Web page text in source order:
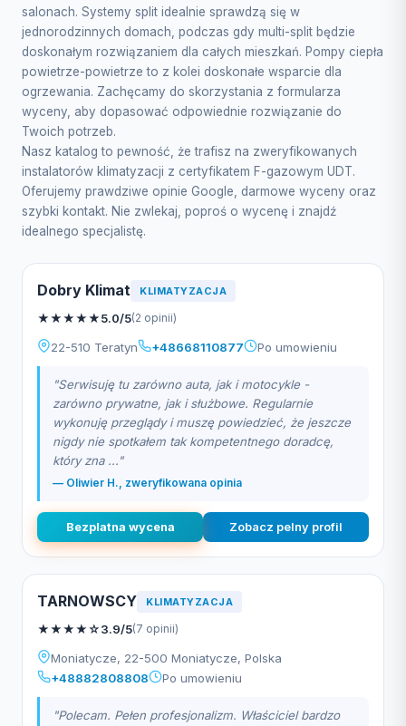
salonach. Systemy split idealnie sprawdzą się w
jednorodzinnych domach, podczas gdy multi-split będzie
doskonałym rozwiązaniem dla całych mieszkań. Pompy ciepła
powietrze-powietrze to z kolei doskonałe wsparcie dla
ogrzewania. Zachęcamy do skorzystania z formularza
wyceny, aby dopasować odpowiednie rozwiązanie do
Twoich potrzeb.
Nasz katalog to pewność, że trafisz na zweryfikowanych
instalatorów klimatyzacji z certyfikatem F-gazowym UDT.
Oferujemy prawdziwe opinie Google, darmowe wyceny oraz
szybki kontakt. Nie zwlekaj, poproś o wycenę i znajdź
idealnego specjalistę.
Dobry Klimat KLIMATYZACJA
★★★★★5.0/5(2 opinii)
22-510 Teratyn +48668110877 Po umowieniu
"Serwisuję tu zarówno auta, jak i motocykle -
zarówno prywatne, jak i służbowe. Regularnie
wykonuję przeglądy i muszę powiedzieć, że jeszcze
nigdy nie spotkałem tak kompetentnego doradcę,
który zna ..."
— Oliwier H., zweryfikowana opinia
Bezplatna wycena Zobacz pelny profil
TARNOWSCY KLIMATYZACJA
★★★★☆3.9/5(7 opinii)
Moniatycze, 22-500 Moniatycze, Polska
+48882808808
Po umowieniu
"Polecam. Pełen profesjonalizm. Właściciel bardzo